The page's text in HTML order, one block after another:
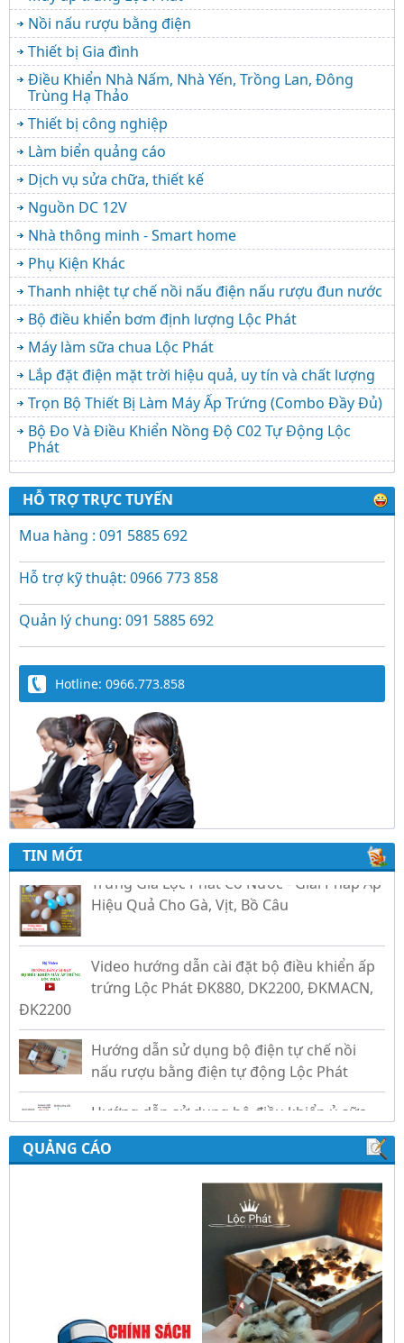
Nồi nấu rượu bằng điện
Thiết bị Gia đình
Điều Khiển Nhà Nấm, Nhà Yến, Trồng Lan, Đông
Trùng Hạ Thảo
Thiết bị công nghiệp
Làm biển quảng cáo
Dịch vụ sửa chữa, thiết kế
Nguồn DC 12V
Nhà thông minh - Smart home
Phụ Kiện Khác
Thanh nhiệt tự chế nồi nấu điện nấu rượu đun nước
Bộ điều khiển bơm định lượng Lộc Phát
Máy làm sữa chua Lộc Phát
Lắp đặt điện mặt trời hiệu quả, uy tín và chất lượng
Trọn Bộ Thiết Bị Làm Máy Ấp Trứng (Combo Đầy Đủ)
Bộ Đo Và Điều Khiển Nồng Độ C02 Tự Động Lộc
Phát
HỖ TRỢ TRỰC TUYẾN
Mua hàng : 091 5885 692
Hỗ trợ kỹ thuật: 0966 773 858
Quản lý chung: 091 5885 692
Hotline: 0966.773.858
TIN MỚI
Trứng Giả Lộc Phát Có Nước - Giải Pháp Ấp
Hiệu Quả Cho Gà, Vịt, Bồ Câu
Video hướng dẫn cài đặt bộ điều khiển ấp
trứng Lộc Phát ĐK880, DK2200, ĐKMACN,
ĐK2200
Hướng dẫn sử dụng bộ điện tự chế nồi
nấu rượu bằng điện tự động Lộc Phát
Hướng dẫn sử dụng bộ điều khiển ủ sữa
chua công nghiệp Lộc Phát
Hướng dẫn sử dụng bộ điều khiển độ ẩm
gold, nhiệt độ và ánh sáng tự động Lộc
QUẢNG CÁO